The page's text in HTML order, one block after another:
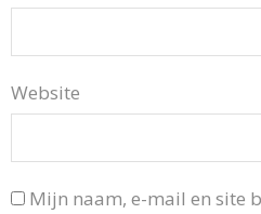
Website
Mijn naam, e-mail en site